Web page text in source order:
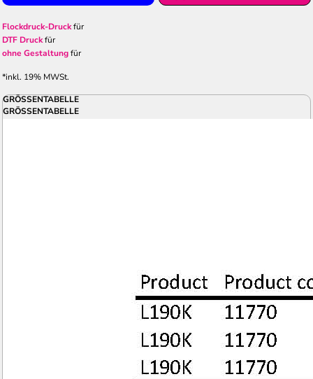
Flockdruck-Druckfür
DTF Druckfür
ohne Gestaltungfür
*inkl. 19% MWSt.
GRÖSSENTABELLE
GRÖSSENTABELLE